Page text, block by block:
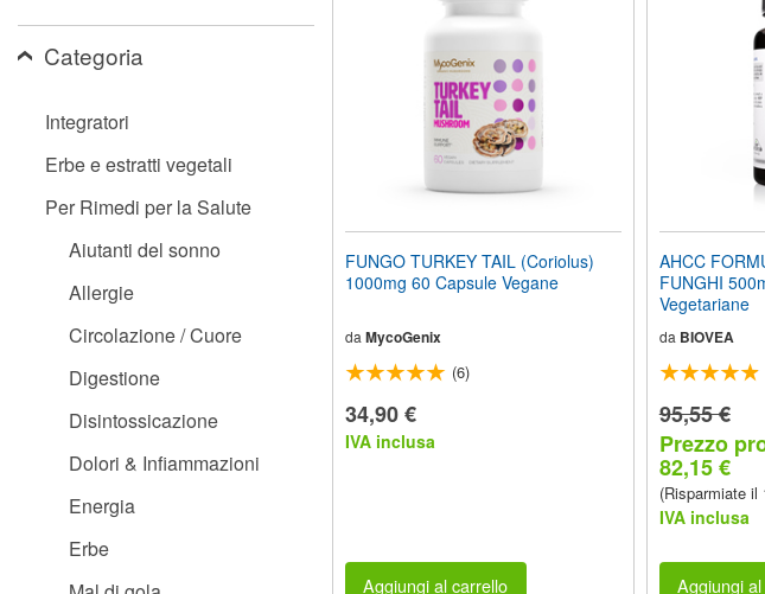
reader;
Categoria
Integratori
Erbe e estratti vegetali
Per Rimedi per la Salute
Aiutanti del sonno
Allergie
Circolazione / Cuore
Digestione
Disintossicazione
Dolori & Infiammazioni
Energia
Erbe
FUNGO TURKEY TAIL (Coriolus)
1000mg 60 Capsule Vegane
da MycoGenix
(6)
34,90 €
IVA inclusa
Aggiungi al carrello
AHCC
FUNGHI
Vegetariane
da BIOVEA
95,55 €
Prezzo
82,15 €
(Risparmiate il
IVA inclusa
Aggiungi